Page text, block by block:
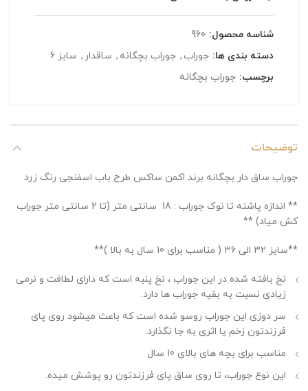
شناسه محصول: 960
دسته بندی ها: جوراب , جوراب بچگانه , ساقدار , سایز 6
برچسب: جوراب بچگانه
توضیحات
جوراب ساق دار بچگانه برند اکمن ساکس طرح باب اسفنجی رنگ زرد
** اندازه پاشنه تا نوک جوراب : 18 سانتی متر (تا 2 سانتی متر جوراب
کش میاد) **
**سایز 32 الی 36 ( مناسب برای 10 سال به بالا )**
نخ بافته شده در این جوراب ، نخ پنبه است که دارای لطافت و نرمی
زیادی نسبت به بقیه جوراب ها دارد.
سر دوزی این جوراب روسو شده است که باعث میشود روی پای
فرزندتون زخم یا اثری به جا نگذارد.
مناسب برای بچه های بالای 10 سال
این نوع جوراب، تا روی ساق پای فرزندتون رو پوشش میده.